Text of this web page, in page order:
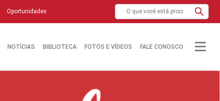
Oportunidades
NOTÍCIAS BIBLIOTECA FOTOS E VÍDEOS FALE CONOSCO